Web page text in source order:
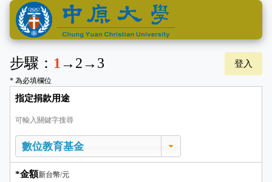
步驟： 1→ 2→ 3 登入
* 為必填欄位
指定捐款用途
可輸入關鍵字搜尋
*金額新台幣/元